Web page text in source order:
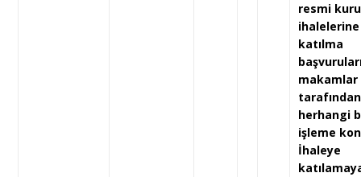
resmi
ihalelerine
katılma
makamlar
tarafından
herhangi
işleme
İhaleye